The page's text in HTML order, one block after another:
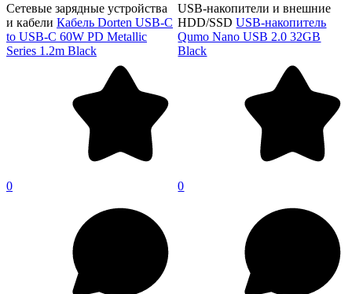
Сетевые зарядные устройства
и кабели Кабель Dorten USB-C
to USB-C 60W PD Metallic
Series 1.2m Black
0
USB-накопители и внешние
HDD/SSD USB-накопитель
Qumo Nano USB 2.0 32GB
Black
0